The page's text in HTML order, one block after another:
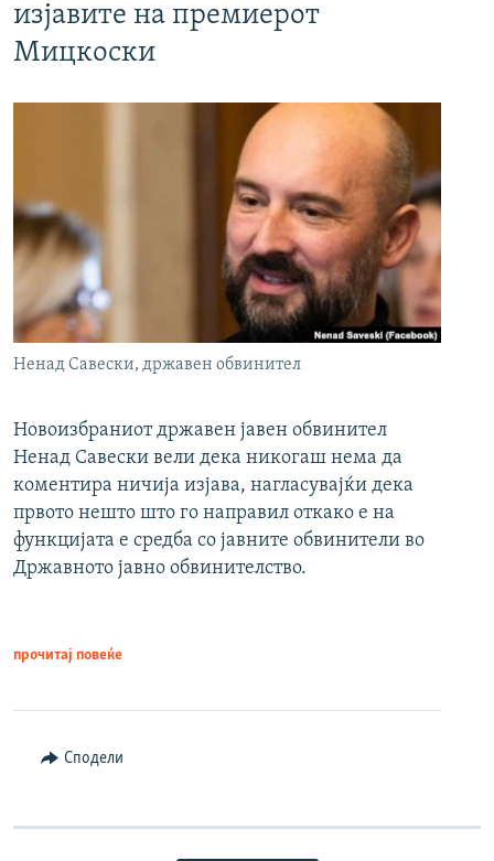
изјавите на премиерот
Мицкоски
Ненад Савески, државен обвинител
Новоизбраниот државен јавен обвинител
Ненад Савески вели дека никогаш нема да
коментира ничија изјава, нагласувајќи дека
првото нешто што го направил откако е на
функцијата е средба со јавните обвинители во
Државното јавно обвинителство.
прочитај повеќе
Сподели